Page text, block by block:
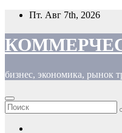
Перейти
содержимому
Пт. Авг 7th, 2026
бизнес, экономика, рынок